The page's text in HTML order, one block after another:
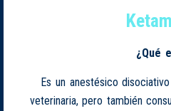
¿Qué
Es un anestésico
veterinaria, pero también